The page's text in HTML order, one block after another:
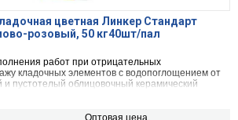
цветная Линкер Стандарт
розовый, 50 кг40шт/пал
работ при отрицательных
кладочных элементов с водопоглощением от
пустотелый облицовочный керамический